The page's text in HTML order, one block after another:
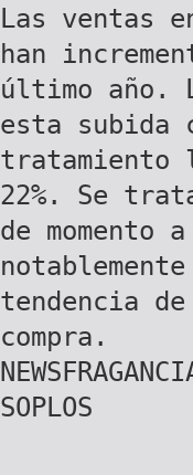
Las ventas
han
último año.
esta subida
tratamiento
22%. Se
de momento
tendencia
compra.
SOPLOS